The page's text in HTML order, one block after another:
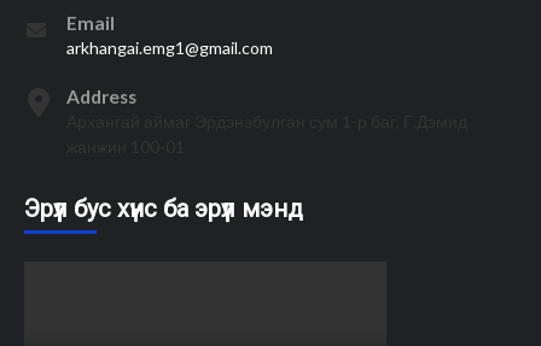
Email
arkhangai.emg1@gmail.com
Address
Эрүүл бус хүнс ба эрүүл мэнд